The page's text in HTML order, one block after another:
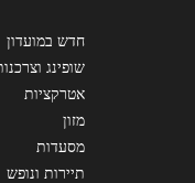
חדש במועדון
שופינג
אטרקציות
מזון
מסעדות
תיירות ונופש